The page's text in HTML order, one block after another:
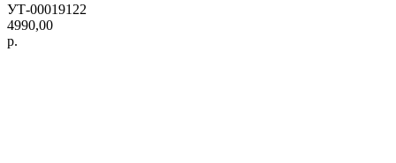
УТ-00019122
4990,00
р.